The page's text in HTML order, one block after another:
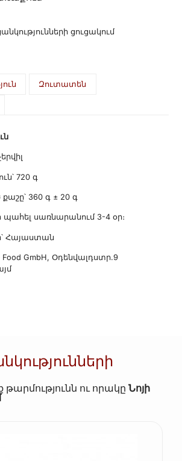
ցուցակում
Զուտատեն
720 գ
360 գ ± 20 գ
պահել սառնարանում 3-4 օր։
Հայաստան
Food GmbH, Օդենվալդստր.9
ու որակըՆոյի